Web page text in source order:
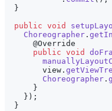
}
public void
Choreographer .
@Override
public void
        view
.
Choreographer .
}
} ) ;
}